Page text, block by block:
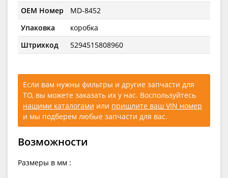
OEM Номер
MD-8452
Упаковка
коробка
Штрихкод
5294515808960
Если вам нужны фильтры и другие запчасти для
ТО, вы можете заказать их у нас. Воспользуйтесь
нашими каталогами или пришлите ваш VIN номер
и мы подберем любые запчасти для вас.
Возможности
Размеры в мм :